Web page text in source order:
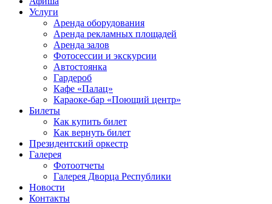
Услуги
Аренда оборудования
Аренда рекламных площадей
Аренда залов
Фотосессии и экскурсии
Автостоянка
Гардероб
Кафе «Палац»
Караоке-бар «Поющий центр»
Билеты
Как купить билет
Как вернуть билет
Президентский оркестр
Галерея
Фотоотчеты
Галерея Дворца Республики
Новости
Контакты